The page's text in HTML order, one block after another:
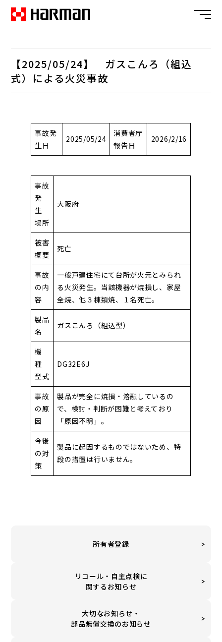
【2025/05/24】 ガスこんろ（組込
式）による火災事故
事故発
生日
2025/05/24
消費者庁
報告日
2026/2/16
事故
発
生
場所
大阪府
被害
概要
死亡
事故
の内
容
一般戸建住宅にて台所が火元とみられ
る火災発生。当該機器が焼損し、家屋
全焼、他３棟類焼、１名死亡。
製品
名
ガスこんろ（組込型）
機
種
型式
DG32E6J
事故
の原
因
製品が完全に焼損・溶融しているの
で、検討・判断が困難と考えており
「原因不明」。
今後
の対
策
製品に起因するものではないため、特
段の措置は行いません。
所有者登録
リコール・自主点検に
関するお知らせ
大切なお知らせ・
部品無償交換のお知らせ